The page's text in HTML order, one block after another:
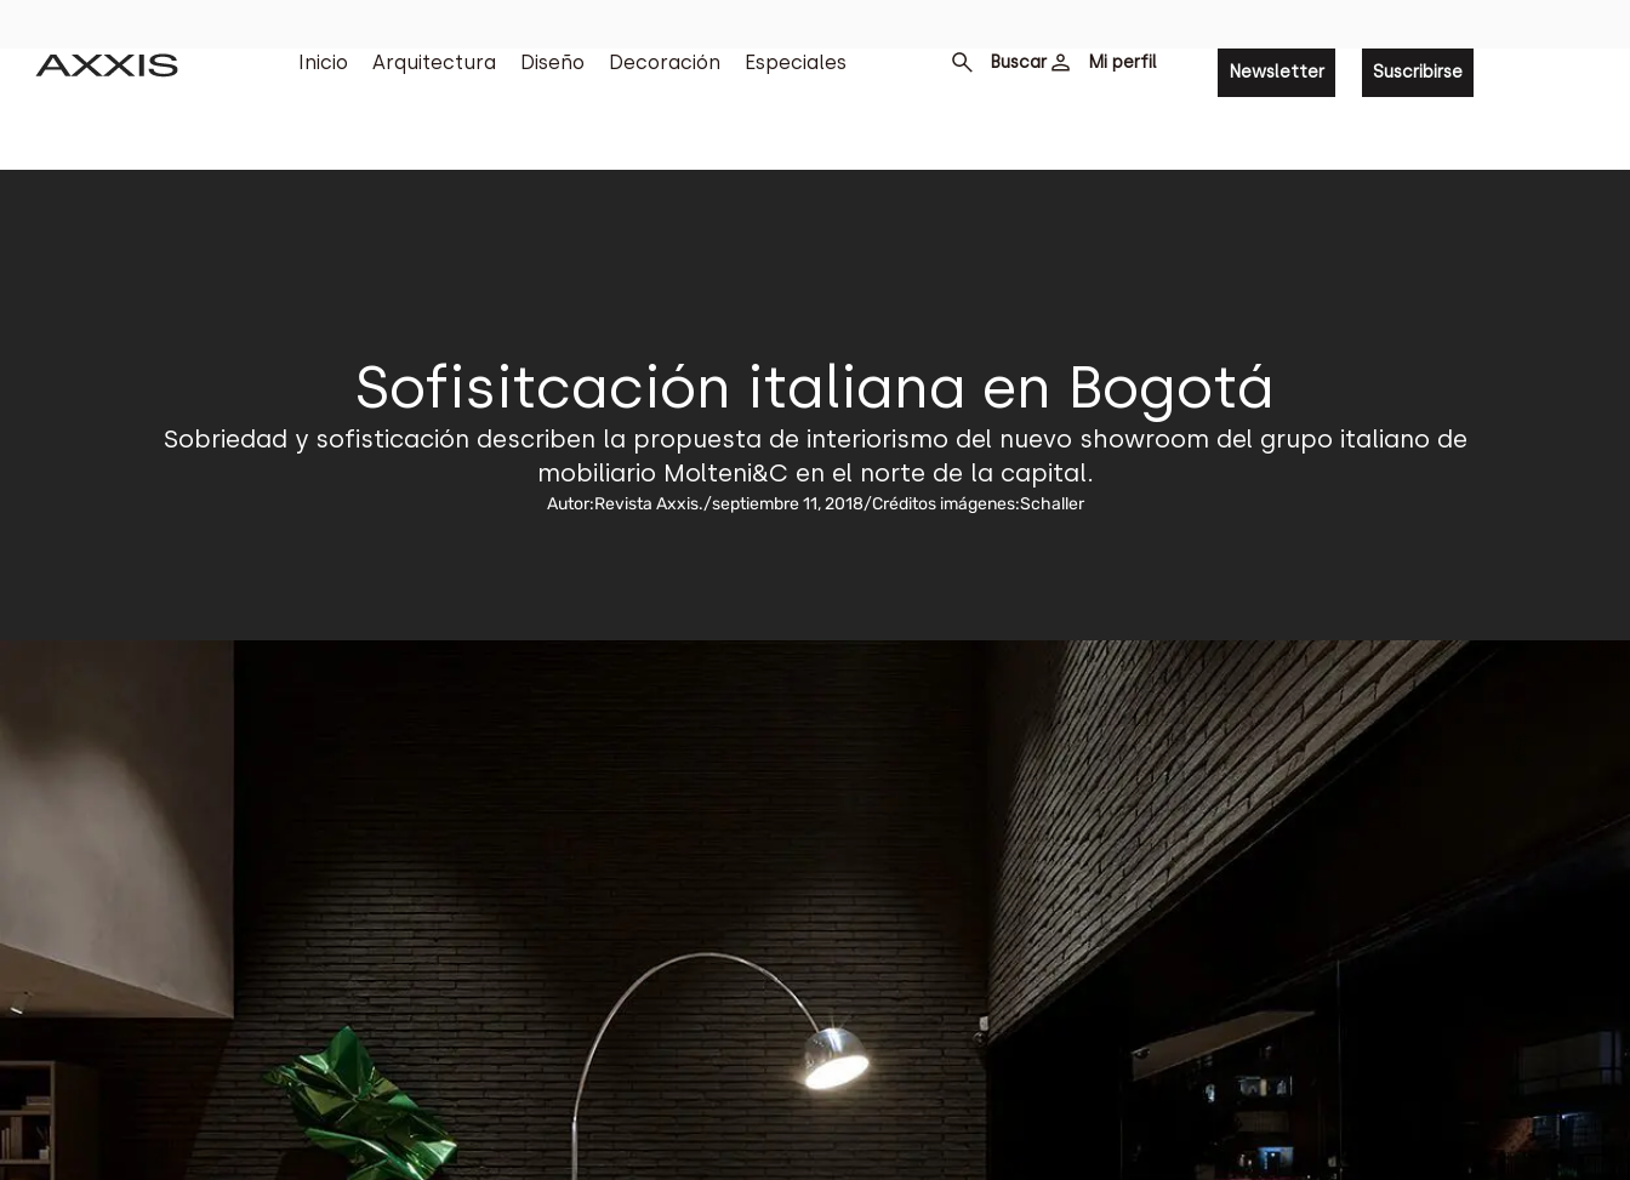
Inicio Arquitectura Diseño Decoración Especiales Buscar Mi perfil Newsletter Suscribirse
Sofisitcación italiana en Bogotá
Sobriedad y sofisticación describen la propuesta de interiorismo del nuevo showroom del grupo italiano de
mobiliario Molteni&C en el norte de la capital.
Autor:Revista Axxis./septiembre 11, 2018/Créditos imágenes:Schaller